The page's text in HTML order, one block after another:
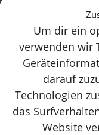
Um dir ein
verwenden wir
darauf
Technologien
das
Website